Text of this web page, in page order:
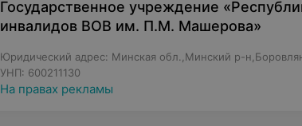
Государственное учреждение
инвалидов ВОВ им. П.М. Машерова»
Юридический адрес: Минская обл.,Минский р-
УНП: 600211130
На правах рекламы